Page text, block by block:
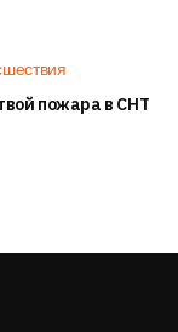
пожара в СНТ